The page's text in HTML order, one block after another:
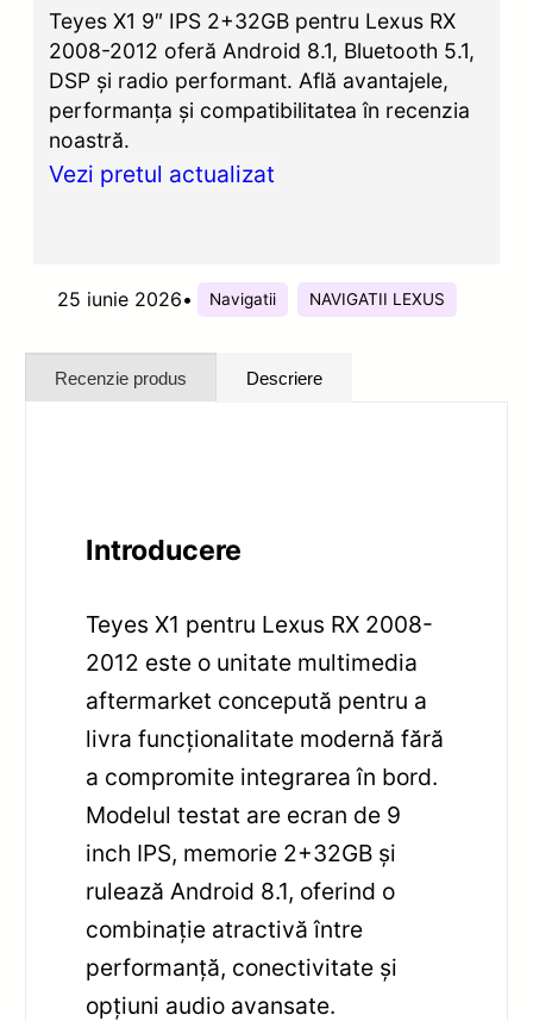
Teyes X1 9″ IPS 2+32GB pentru Lexus RX
2008-2012 oferă Android 8.1, Bluetooth 5.1,
DSP și radio performant. Află avantajele,
performanța și compatibilitatea în recenzia
noastră.
Vezi pretul actualizat
25 iunie 2026• Navigatii NAVIGATII LEXUS
Recenzie produs Descriere
Introducere
Teyes X1 pentru Lexus RX 2008-
2012 este o unitate multimedia
aftermarket concepută pentru a
livra funcționalitate modernă fără
a compromite integrarea în bord.
Modelul testat are ecran de 9
inch IPS, memorie 2+32GB și
rulează Android 8.1, oferind o
combinație atractivă între
performanță, conectivitate și
opțiuni audio avansate.